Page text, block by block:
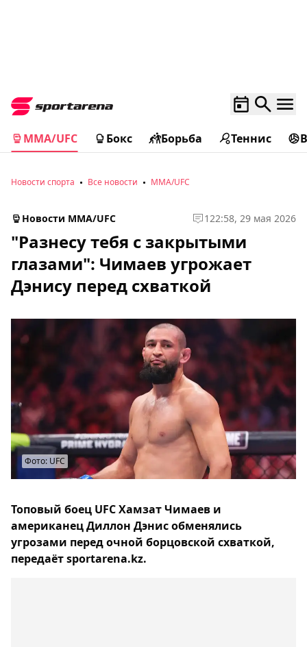
MMA/UFC Бокс Борьба Теннис
Новости спорта Все новости MMA/UFC
Новости MMA/UFC 122:58, 29 мая 2026
"Разнесу тебя с закрытыми
глазами": Чимаев угрожает
Дэнису перед схваткой
Фото: UFC
Топовый боец UFC Хамзат Чимаев и
американец Диллон Дэнис обменялись
угрозами перед очной борцовской схваткой,
передаёт sportarena.kz.